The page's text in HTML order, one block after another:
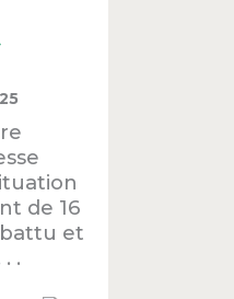
de 16
et
.